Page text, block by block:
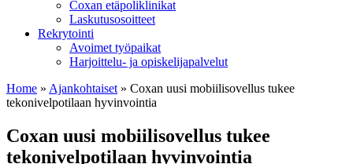
Coxan etäpoliklinikat
Laskutusosoitteet
Rekrytointi
Avoimet työpaikat
Harjoittelu- ja opiskelijapalvelut
Home » Ajankohtaiset » Coxan uusi mobiilisovellus tukee
tekonivel­potilaan hyvinvointia
Coxan uusi mobiilisovellus tukee
tekonivel­potilaan hyvinvointia